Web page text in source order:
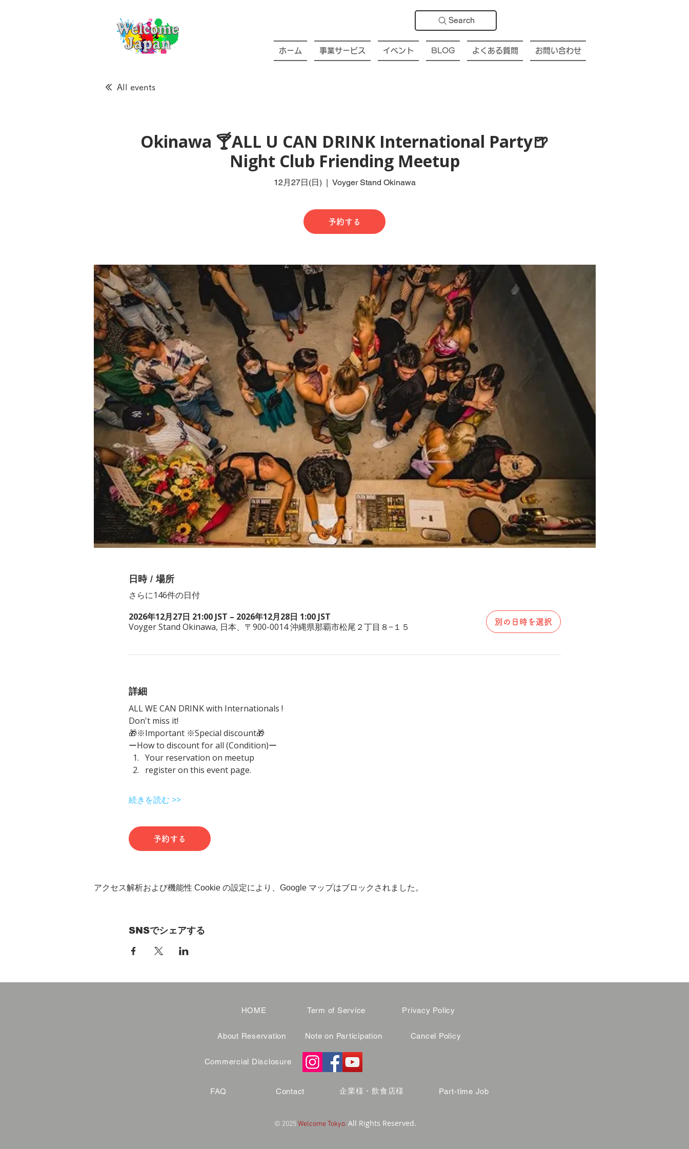
Search
ホーム 事業サービス イベント BLOG よくある質問 お問い合わせ
All events
Okinawa 🍸ALL U CAN DRINK International Party🍺
Night Club Friending Meetup
12月27日(日)
  |
Voyger Stand Okinawa
予約する
日時 / 場所
さらに146件の日付
2026年12月27日 21:00 JST – 2026年12月28日 1:00 JST
Voyger Stand Okinawa, 日本、〒900-0014 沖縄県那覇市松尾２丁目８−１５
別の日時を選択
詳細
ALL WE CAN DRINK with Internationals !
Don't miss it!
🎁※Important ※Special discount🎁
ーHow to discount for all (Condition)ー
Your reservation on meetup
register on this event page.
続きを読む >>
予約する
アクセス解析および機能性 Cookie の設定により、Google マップはブロックされました。
SNSでシェアする
HOME
About Reservation
Term of Service
Note on Participation
Privacy Policy
Cancel Policy
Commercial Disclosure
FAQ Contact 企業様・飲食店様 Part-time Job
© 2025Welcome Tokyo. All Rights Reserved.